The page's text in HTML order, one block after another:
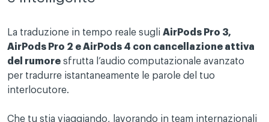
La traduzione in tempo reale sugli AirPods Pro 3,
AirPods Pro 2 e AirPods 4 con cancellazione attiva
del rumore sfrutta l’audio computazionale avanzato
per tradurre istantaneamente le parole del tuo
interlocutore.
Che tu stia viaggiando, lavorando in team internazionali